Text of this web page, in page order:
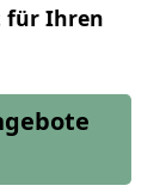
für Ihren